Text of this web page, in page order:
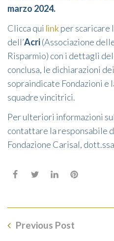
marzo 2024.
Clicca qui linkper scaricare
dell’Acri(Associazione
Risparmio) con i dettagli
conclusa, le dichiarazioni
sopraindicate Fondazioni e
squadre vincitrici.
Per ulteriori informazioni
contattare la responsabile
Fondazione Carisal,
Previous Post